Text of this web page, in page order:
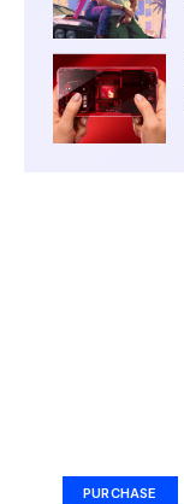
PURCHASE